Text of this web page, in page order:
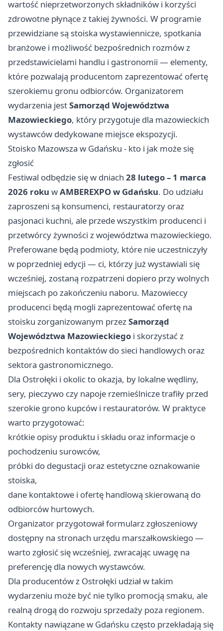
wartość nieprzetworzonych składników i korzyści
zdrowotne płynące z takiej żywności. W programie
przewidziane są stoiska wystawiennicze, spotkania
branżowe i możliwość bezpośrednich rozmów z
przedstawicielami handlu i gastronomii — elementy,
które pozwalają producentom zaprezentować ofertę
szerokiemu gronu odbiorców. Organizatorem
wydarzenia jestSamorząd Województwa
Mazowieckiego, który przygotuje dla mazowieckich
wystawców dedykowane miejsce ekspozycji.
Stoisko Mazowsza w Gdańsku - kto i jak może się
zgłosić
Festiwal odbędzie się w dniach 28 lutego – 1 marca
2026 roku wAMBEREXPO w Gdańsku. Do udziału
zaproszeni są konsumenci, restauratorzy oraz
pasjonaci kuchni, ale przede wszystkim producenci i
przetwórcy żywności z województwa mazowieckiego.
Preferowane będą podmioty, które nie uczestniczyły
w poprzedniej edycji — ci, którzy już wystawiali się
wcześniej, zostaną rozpatrzeni dopiero przy wolnych
miejscach po zakończeniu naboru. Mazowieccy
producenci będą mogli zaprezentować ofertę na
stoisku zorganizowanym przezSamorząd
Województwa Mazowieckiego i skorzystać z
bezpośrednich kontaktów do sieci handlowych oraz
sektora gastronomicznego.
Dla Ostrołęki i okolic to okazja, by lokalne wędliny,
sery, pieczywo czy napoje rzemieślnicze trafiły przed
szerokie grono kupców i restauratorów. W praktyce
warto przygotować:
krótkie opisy produktu i składu oraz informacje o
pochodzeniu surowców,
próbki do degustacji oraz estetyczne oznakowanie
stoiska,
dane kontaktowe i ofertę handlową skierowaną do
odbiorców hurtowych.
Organizator przygotował formularz zgłoszeniowy
dostępny na stronach urzędu marszałkowskiego —
warto zgłosić się wcześniej, zwracając uwagę na
preferencję dla nowych wystawców.
Dla producentów z Ostrołęki udział w takim
wydarzeniu może być nie tylko promocją smaku, ale
realną drogą do rozwoju sprzedaży poza regionem.
Kontakty nawiązane w Gdańsku często przekładają się